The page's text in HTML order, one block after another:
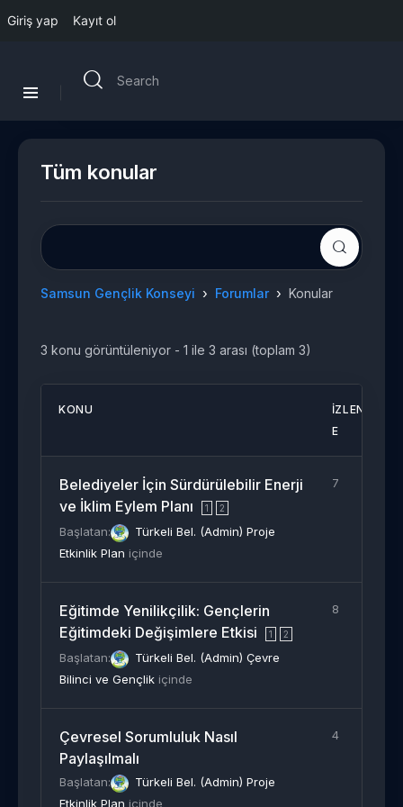
Giriş yap Kayıt ol
Tüm konular
Samsun Gençlik Konseyi › Forumlar › Konular
3 konu görüntüleniyor - 1 ile 3 arası (toplam 3)
KONU
İZLENM
E
Belediyeler İçin Sürdürülebilir Enerji
ve İklim Eylem Planı
1 2
Başlatan: Türkeli Bel. (Admin) Proje
Etkinlik Plan içinde
7
Eğitimde Yenilikçilik: Gençlerin
Eğitimdeki Değişimlere Etkisi
1 2
Başlatan: Türkeli Bel. (Admin) Çevre
Bilinci ve Gençlik içinde
8
Çevresel Sorumluluk Nasıl
Paylaşılmalı
Başlatan: Türkeli Bel. (Admin) Proje
Etkinlik Plan içinde
4